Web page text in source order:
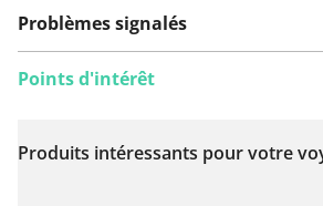
Problèmes signalés
Voir sur la carte
Points d'intérêt
Produits intéressants pour votre